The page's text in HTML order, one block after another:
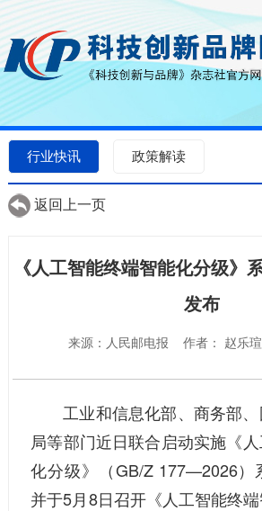
行业快讯 政策解读
返回上一页
《人工智能终端智能化分级》
发布
来源：人民邮电报 作者： 赵乐
工业和信息化部、商务部
局等部门近日联合启动实施《
化分级》（GB/Z 177—2026）
并于5月8日召开《人工智能终